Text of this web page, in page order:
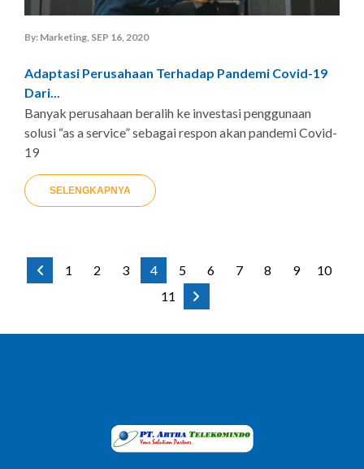
By: Marketing, SEP 16, 2020
Adaptasi Perusahaan Terhadap Pandemi Covid-19
Dari...
Banyak perusahaan beralih ke investasi penggunaan
solusi “as a service” sebagai respon akan pandemi Covid-
19
SELENGKAPNYA
1 2 3 4 5 6 7 8 9
10
11